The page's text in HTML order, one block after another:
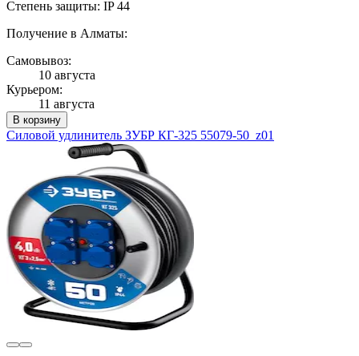
Степень защиты: IP 44
Получение в Алматы:
Самовывоз:
10 августа
Курьером:
11 августа
В корзину
Силовой удлинитель ЗУБР КГ-325 55079-50_z01